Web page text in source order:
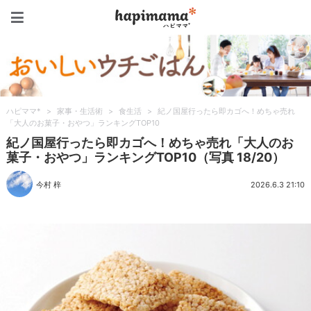
ハピママ* > 家事・生活術 > 食生活 >
紀ノ国屋行ったら即カゴへ！めちゃ売れ
「大人のお菓子・おやつ」ランキングTOP10
紀ノ国屋行ったら即カゴへ！めちゃ売れ「大人のお
菓子・おやつ」ランキングTOP10（写真 18/20）
今村 梓 2026.6.3 21:10